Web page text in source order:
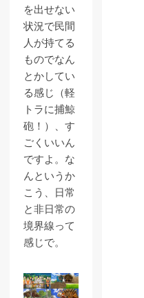
を出せない
状況で民間
人が持てる
ものでなん
とかしてい
る感じ（軽
トラに捕鯨
砲！）、す
ごくいいん
ですよ。な
んというか
こう、日常
と非日常の
境界線って
感じで。